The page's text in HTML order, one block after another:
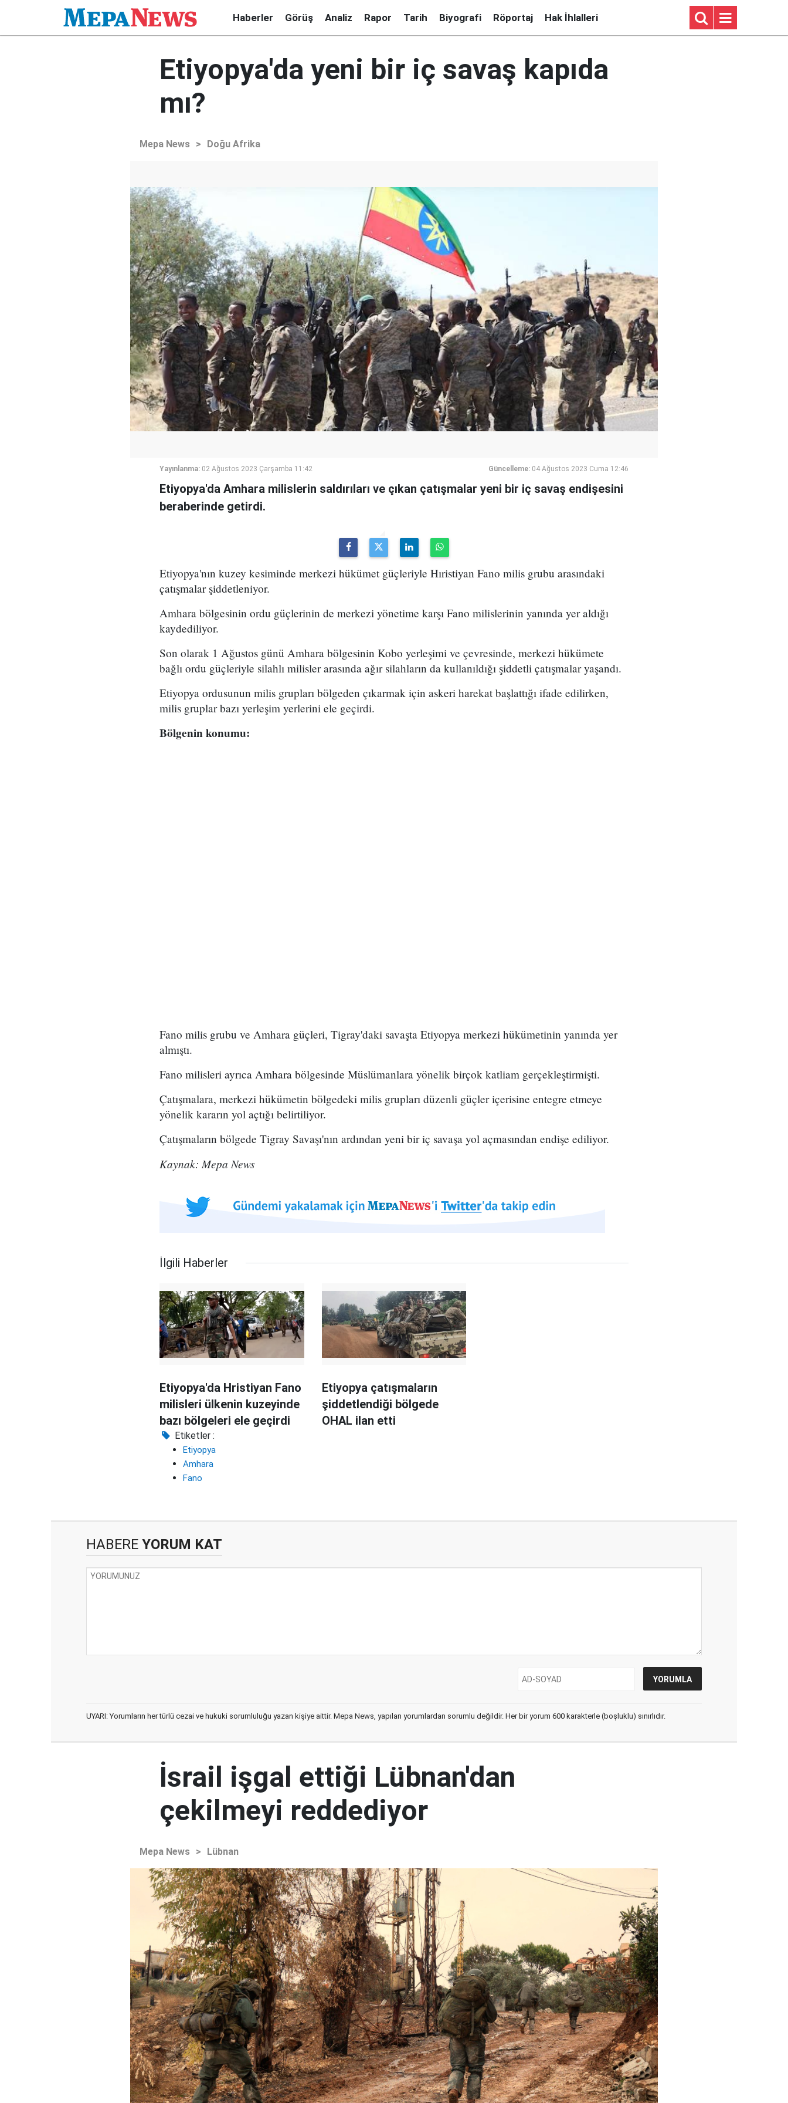
Haberler Görüş Analiz Rapor Tarih Biyografi Röportaj Hak İhlalleri
Etiyopya'da yeni bir iç savaş kapıda
mı?
Mepa News > Doğu Afrika
Yayınlanma: 02 Ağustos 2023 Çarşamba 11:42 Güncelleme: 04 Ağustos 2023 Cuma 12:46
Etiyopya'da Amhara milislerin saldırıları ve çıkan çatışmalar yeni bir iç savaş endişesini
beraberinde getirdi.
Etiyopya'nın kuzey kesiminde merkezi hükümet güçleriyle Hıristiyan Fano milis grubu arasındaki
çatışmalar şiddetleniyor.
Amhara bölgesinin ordu güçlerinin de merkezi yönetime karşı Fano milislerinin yanında yer aldığı
kaydediliyor.
Son olarak 1 Ağustos günü Amhara bölgesinin Kobo yerleşimi ve çevresinde, merkezi hükümete
bağlı ordu güçleriyle silahlı milisler arasında ağır silahların da kullanıldığı şiddetli çatışmalar yaşandı.
Etiyopya ordusunun milis grupları bölgeden çıkarmak için askeri harekat başlattığı ifade edilirken,
milis gruplar bazı yerleşim yerlerini ele geçirdi.
Bölgenin konumu:
Fano milis grubu ve Amhara güçleri, Tigray'daki savaşta Etiyopya merkezi hükümetinin yanında yer
almıştı.
Fano milisleri ayrıca Amhara bölgesinde Müslümanlara yönelik birçok katliam gerçekleştirmişti.
Çatışmalara, merkezi hükümetin bölgedeki milis grupları düzenli güçler içerisine entegre etmeye
yönelik kararın yol açtığı belirtiliyor.
Çatışmaların bölgede Tigray Savaşı'nın ardından yeni bir iç savaşa yol açmasından endişe ediliyor.
Kaynak: Mepa News
İlgili Haberler
Etiyopya'da Hristiyan Fano
milisleri ülkenin kuzeyinde
bazı bölgeleri ele geçirdi
Etiyopya çatışmaların
şiddetlendiği bölgede
OHAL ilan etti
Etiketler :
Etiyopya
Amhara
Fano
HABERE YORUM KAT
UYARI: Yorumların her türlü cezai ve hukuki sorumluluğu yazan kişiye aittir. Mepa News, yapılan yorumlardan sorumlu değildir. Her bir yorum 600 karakterle (boşluklu) sınırlıdır.
İsrail işgal ettiği Lübnan'dan
çekilmeyi reddediyor
Mepa News > Lübnan